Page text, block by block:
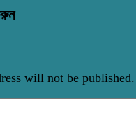
will not be published.